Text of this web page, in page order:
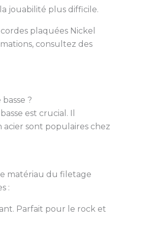
jouabilité plus difficile.
plaquées Nickel
consultez des
?
est crucial. Il
acier sont populaires chez
matériau du filetage
:
Parfait pour le rock et